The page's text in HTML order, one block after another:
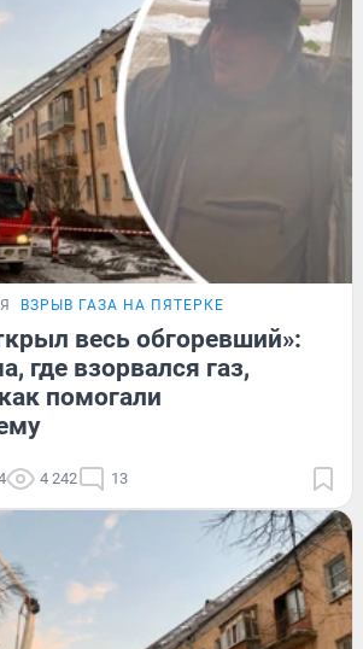
ВЗРЫВ ГАЗА НА ПЯТЕРКЕ
весь обгоревший»:
где взорвался газ,
помогали
4 242 13